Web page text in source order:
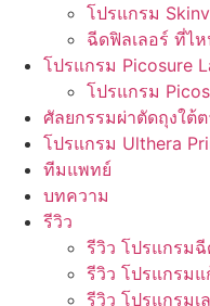
โปรแกรม
ฉีดฟิลเลอร์ ที่ไ
โปรแกรม Picosure
โปรแกรม
ศัลยกรรมผ่าตัดถุงใต้ต
โปรแกรม Ulthera
ทีมแพทย์
บทความ
รีวิว
รีวิว โปรแกรมฉี
รีวิว โปรแกรมแ
รีวิว โปรแกรมเ